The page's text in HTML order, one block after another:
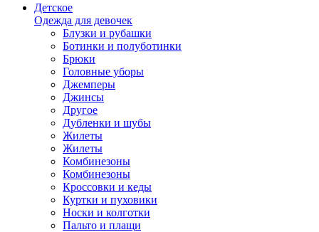
Детское
Одежда для девочек
Блузки и рубашки
Ботинки и полуботинки
Брюки
Головные уборы
Джемперы
Джинсы
Другое
Дубленки и шубы
Жилеты
Жилеты
Комбинезоны
Комбинезоны
Кроссовки и кеды
Куртки и пуховики
Носки и колготки
Пальто и плащи